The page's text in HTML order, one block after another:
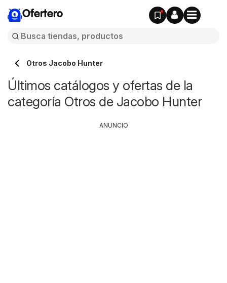
Ofertero
Otros Jacobo Hunter
Últimos catálogos y ofertas de la
categoría Otros de Jacobo Hunter
ANUNCIO